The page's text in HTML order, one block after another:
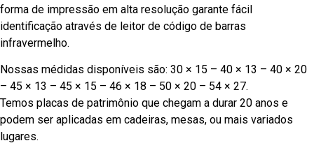
forma de impressão em alta resolução garante fácil
identificação através de leitor de código de barras
infravermelho.
Nossas médidas disponíveis são: 30 × 15 – 40 × 13 – 40 × 20
– 45 × 13 – 45 × 15 – 46 × 18 – 50 × 20 – 54 × 27.
Temos placas de patrimônio que chegam a durar 20 anos e
podem ser aplicadas em cadeiras, mesas, ou mais variados
lugares.